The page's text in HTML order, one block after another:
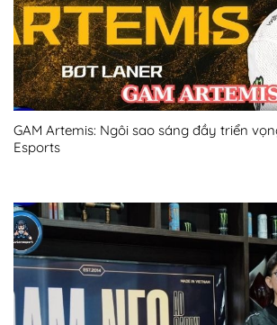
GAM Artemis: Ngôi sao sáng đầy triển
Esports